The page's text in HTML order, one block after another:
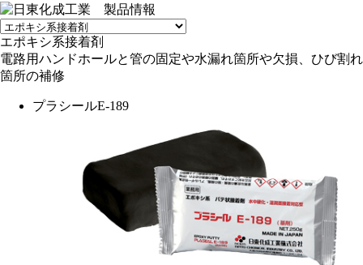
エポキシ系接着剤
電路用ハンドホールと管の固定や水漏れ箇所や欠損、ひび割れ
箇所の補修
プラシールE-189